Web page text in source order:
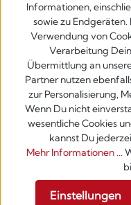
Werkzeugleiste
Informationen,
sowie zu
Verwendung von
Verarbeitung
Übermittlung an
Partner nutzen
zur Personalisierung,
Wenn Du nicht
wesentliche Cookies
kannst Du
Mehr Informationen ...
Einstellungen